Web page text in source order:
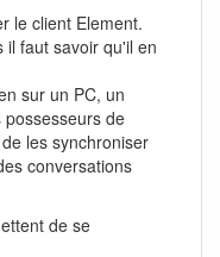
le client Element.
il faut savoir qu'il en
sur un PC, un
de
les synchroniser
conversations
de se